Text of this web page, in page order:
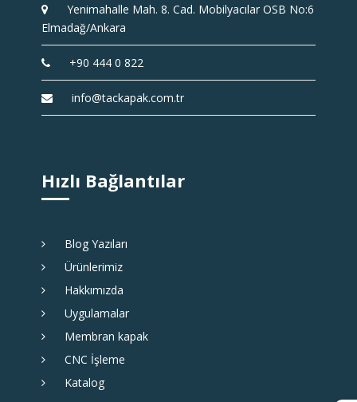
Yenimahalle Mah. 8. Cad. Mobilyacılar OSB No:6
Elmadağ/Ankara
+90 444 0 822
info@tackapak.com.tr
Hızlı Bağlantılar
Blog Yazıları
Ürünlerimiz
Hakkımızda
Uygulamalar
Membran kapak
CNC İşleme
Katalog